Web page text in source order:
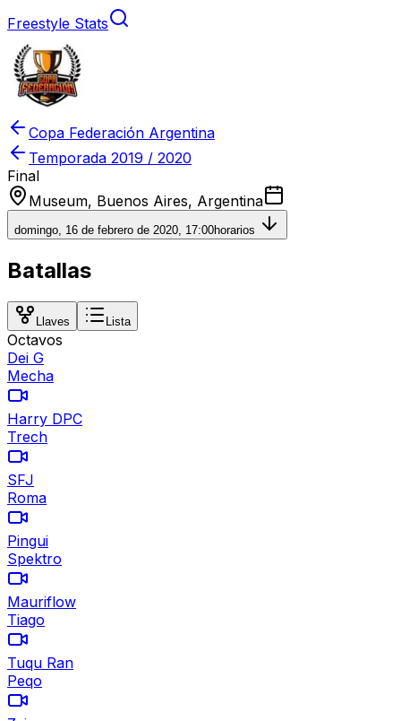
Freestyle Stats
Copa Federación Argentina
Temporada 2019 / 2020
Final
Museum, Buenos Aires, Argentina
domingo, 16 de febrero de 2020, 17:00horarios
Batallas
Llaves Lista
Octavos
Dei G
Mecha
Harry DPC
Trech
SFJ
Roma
Pingui
Spektro
Mauriflow
Tiago
Tuqu Ran
Peqo